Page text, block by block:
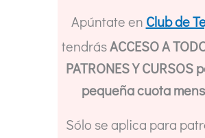
Apúntate en Club de
tendrásACCESO A
PATRONES Y CURSOS
pequeña cuota
Sólo se aplica para